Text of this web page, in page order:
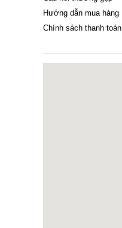
Hướng dẫn mua hàng
Chính sách thanh toán